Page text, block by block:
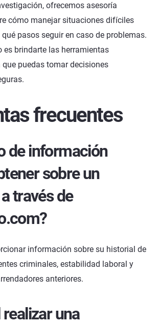
ofrecemos asesoría
cómo manejar situaciones difíciles
pasos seguir en caso de problemas.
es brindarte las herramientas
que puedas tomar decisiones
frecuentes
de información
sobre un
través de
información sobre su historial de
criminales, estabilidad laboral y
anteriores.
realizar una